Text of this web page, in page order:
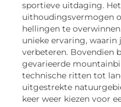
sportieve uitdaging.
uithoudingsvermogen
hellingen te
unieke ervaring,
verbeteren. Bovendien
gevarieerde
technische ritten tot
uitgestrekte
keer weer kiezen voor